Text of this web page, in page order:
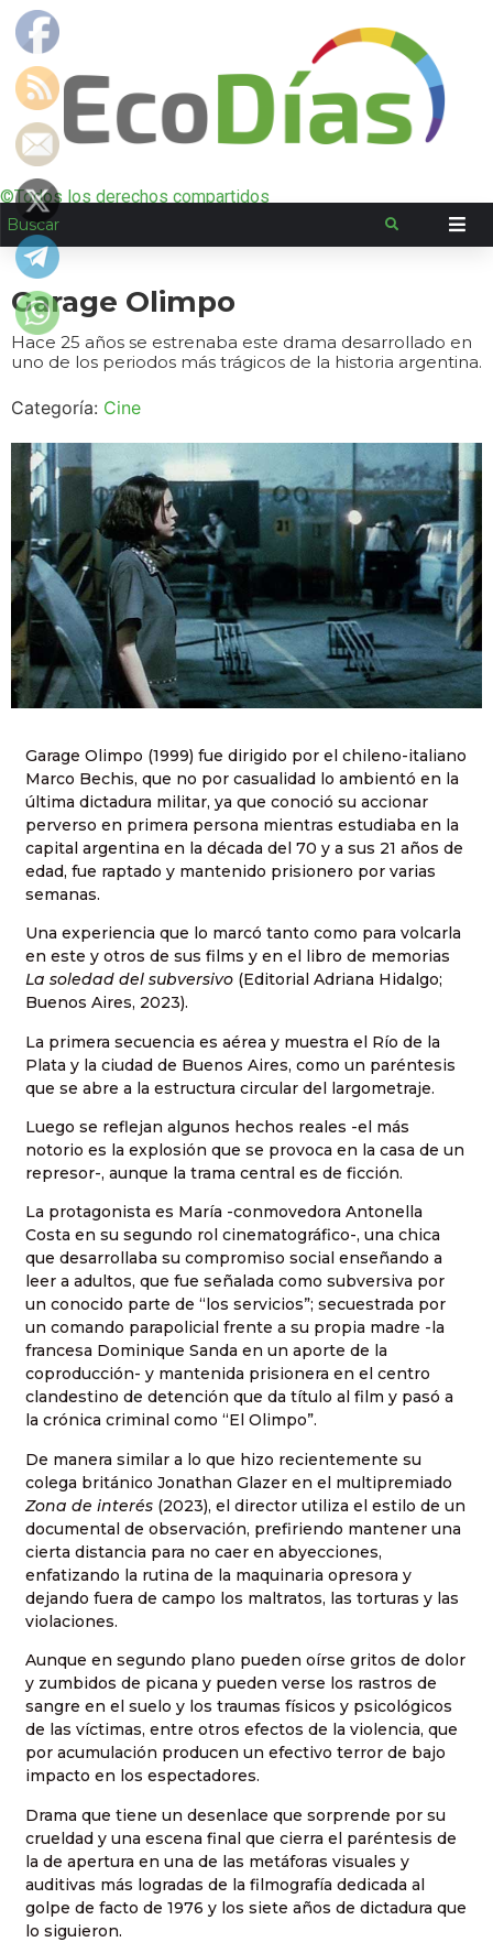
©Todos los derechos compartidos
Garage Olimpo
Hace 25 años se estrenaba este drama desarrollado en
uno de los periodos más trágicos de la historia argentina.
Categoría: Cine
Garage Olimpo (1999) fue dirigido por el chileno-italiano
Marco Bechis, que no por casualidad lo ambientó en la
última dictadura militar, ya que conoció su accionar
perverso en primera persona mientras estudiaba en la
capital argentina en la década del 70 y a sus 21 años de
edad, fue raptado y mantenido prisionero por varias
semanas.
Una experiencia que lo marcó tanto como para volcarla
en este y otros de sus films y en el libro de memorias
La soledad del subversivo (Editorial Adriana Hidalgo;
Buenos Aires, 2023).
La primera secuencia es aérea y muestra el Río de la
Plata y la ciudad de Buenos Aires, como un paréntesis
que se abre a la estructura circular del largometraje.
Luego se reflejan algunos hechos reales -el más
notorio es la explosión que se provoca en la casa de un
represor-, aunque la trama central es de ficción.
La protagonista es María -conmovedora Antonella
Costa en su segundo rol cinematográfico-, una chica
que desarrollaba su compromiso social enseñando a
leer a adultos, que fue señalada como subversiva por
un conocido parte de “los servicios”; secuestrada por
un comando parapolicial frente a su propia madre -la
francesa Dominique Sanda en un aporte de la
coproducción- y mantenida prisionera en el centro
clandestino de detención que da título al film y pasó a
la crónica criminal como “El Olimpo”.
De manera similar a lo que hizo recientemente su
colega británico Jonathan Glazer en el multipremiado
Zona de interés (2023), el director utiliza el estilo de un
documental de observación, prefiriendo mantener una
cierta distancia para no caer en abyecciones,
enfatizando la rutina de la maquinaria opresora y
dejando fuera de campo los maltratos, las torturas y las
violaciones.
Aunque en segundo plano pueden oírse gritos de dolor
y zumbidos de picana y pueden verse los rastros de
sangre en el suelo y los traumas físicos y psicológicos
de las víctimas, entre otros efectos de la violencia, que
por acumulación producen un efectivo terror de bajo
impacto en los espectadores.
Drama que tiene un desenlace que sorprende por su
crueldad y una escena final que cierra el paréntesis de
la de apertura en una de las metáforas visuales y
auditivas más logradas de la filmografía dedicada al
golpe de facto de 1976 y los siete años de dictadura que
lo siguieron.